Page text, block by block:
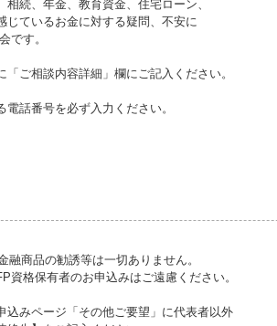
続、年金、教育資金、住宅ローン、
じているお金に対する疑問、不安に
です。
「ご相談内容詳細」欄にご記入ください。
話番号を必ず入力ください。
融商品の勧誘等は一切ありません。
資格保有者のお申込みはご遠慮ください。
込みページ「その他ご要望」に代表者以外